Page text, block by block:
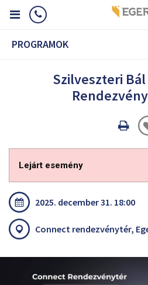
PROGRAMOK
Szilveszteri
Lejárt esemény
2025. december 31. 18:00
Connect rendezvénytér,